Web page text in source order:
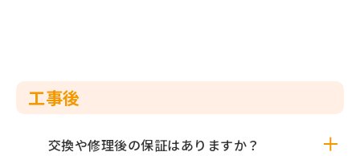
工事後
交換や修理後の保証はありますか？